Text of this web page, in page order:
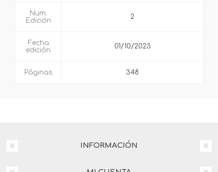
Num.
Edición
2
Fecha
edición
01/10/2023
Páginas 348
INFORMACIÓN